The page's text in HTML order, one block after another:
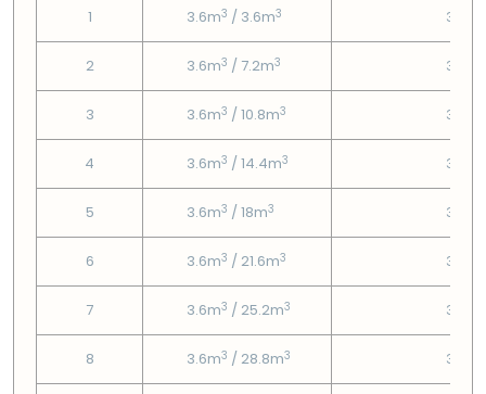
1 3.6m3 / 3.6m3 3.95€
2 3.6m3 / 7.2m3 3.95€
3 3.6m3 / 10.8m3 3.95€
4 3.6m3 / 14.4m3 3.95€
5 3.6m3 / 18m3 3.95€
6 3.6m3 / 21.6m3 3.95€
7 3.6m3 / 25.2m3 3.95€
8 3.6m3 / 28.8m3 3.95€